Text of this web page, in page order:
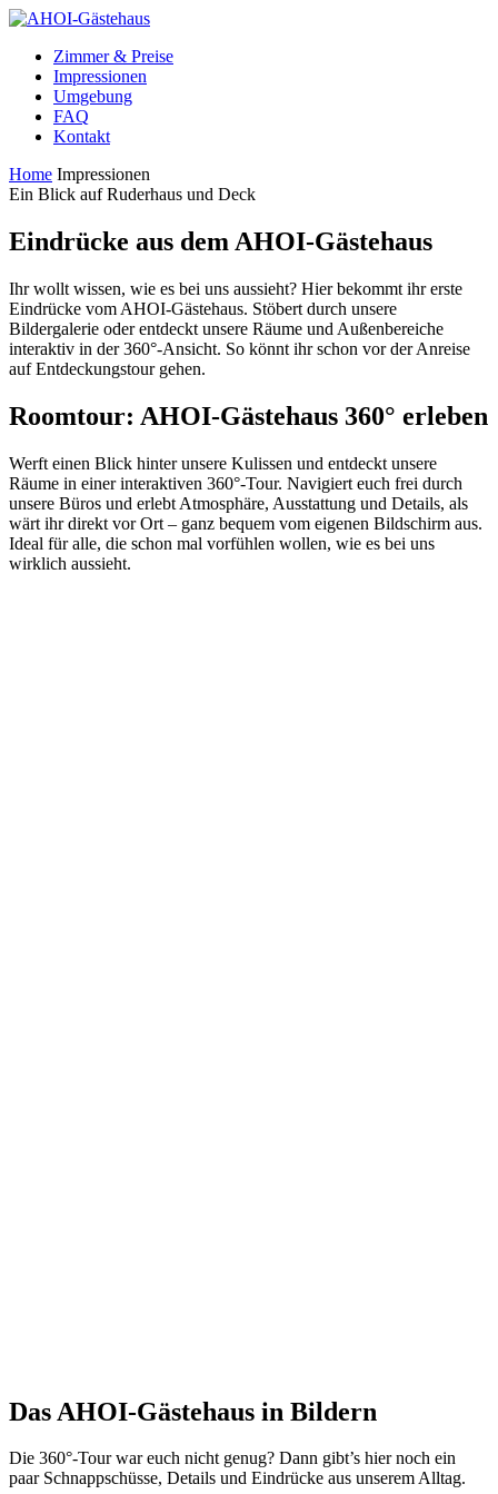
Zimmer & Preise
Impressionen
Umgebung
FAQ
Kontakt
Home Impressionen
Ein Blick auf Ruderhaus und Deck
Eindrücke aus dem AHOI-Gästehaus
Ihr wollt wissen, wie es bei uns aussieht? Hier bekommt ihr erste
Eindrücke vom AHOI-Gästehaus. Stöbert durch unsere
Bildergalerie oder entdeckt unsere Räume und Außenbereiche
interaktiv in der 360°-Ansicht. So könnt ihr schon vor der Anreise
auf Entdeckungstour gehen.
Roomtour: AHOI-Gästehaus 360° erleben
Werft einen Blick hinter unsere Kulissen und entdeckt unsere
Räume in einer interaktiven 360°-Tour. Navigiert euch frei durch
unsere Büros und erlebt Atmosphäre, Ausstattung und Details, als
wärt ihr direkt vor Ort – ganz bequem vom eigenen Bildschirm aus.
Ideal für alle, die schon mal vorfühlen wollen, wie es bei uns
wirklich aussieht.
Das AHOI-Gästehaus in Bildern
Die 360°-Tour war euch nicht genug? Dann gibt’s hier noch ein
paar Schnappschüsse, Details und Eindrücke aus unserem Alltag.